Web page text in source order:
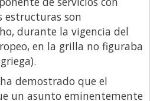
estructuras son
durante la vigencia del
en la grilla no figuraba
demostrado que el
un asunto eminentemente